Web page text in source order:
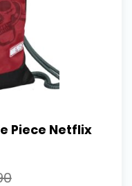
Piece Netflix